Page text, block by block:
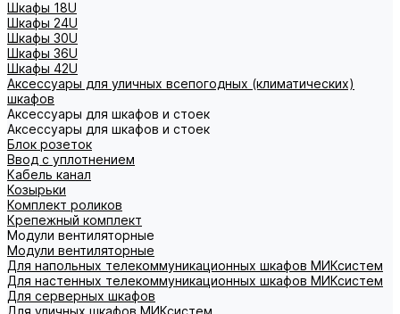
Шкафы 18U
Шкафы 24U
Шкафы 30U
Шкафы 36U
Шкафы 42U
Аксессуары для уличных всепогодных (климатических)
шкафов
Аксессуары для шкафов и стоек
Аксессуары для шкафов и стоек
Блок розеток
Ввод с уплотнением
Кабель канал
Козырьки
Комплект роликов
Крепежный комплект
Модули вентиляторные
Модули вентиляторные
Для напольных телекоммуникационных шкафов МИКсистем
Для настенных телекоммуникационных шкафов МИКсистем
Для серверных шкафов
Для уличных шкафов МИКсистем